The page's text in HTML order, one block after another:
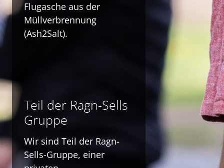
Flugasche aus der
Müllverbrennung
(Ash2Salt).
Teil der Ragn-Sells
Gruppe
Wir sind Teil der Ragn-
Sells-Gruppe, einer